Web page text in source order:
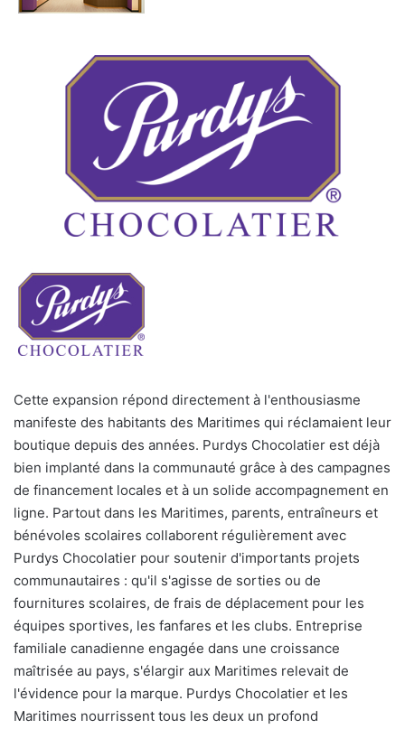
Cette expansion répond directement à l'enthousiasme
manifeste des habitants des Maritimes qui réclamaient leur
boutique depuis des années. Purdys Chocolatier est déjà
bien implanté dans la communauté grâce à des campagnes
de financement locales et à un solide accompagnement en
ligne. Partout dans les Maritimes, parents, entraîneurs et
bénévoles scolaires collaborent régulièrement avec
Purdys Chocolatier pour soutenir d'importants projets
communautaires : qu'il s'agisse de sorties ou de
fournitures scolaires, de frais de déplacement pour les
équipes sportives, les fanfares et les clubs. Entreprise
familiale canadienne engagée dans une croissance
maîtrisée au pays, s'élargir aux Maritimes relevait de
l'évidence pour la marque. Purdys Chocolatier et les
Maritimes nourrissent tous les deux un profond